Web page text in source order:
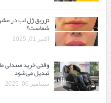
تزریق ژل لب در
شماست؟
اکتبر 01, 2025
وقتی خرید صندلی
تبدیل می‌شود
سپتامبر 06, 2025